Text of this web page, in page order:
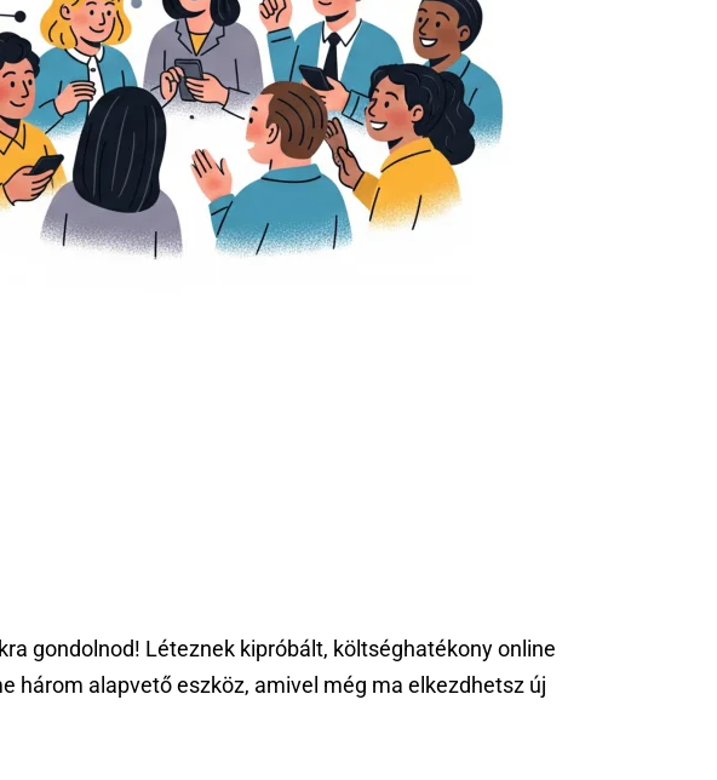
gondolnod! Léteznek kipróbált, költséghatékony online
három alapvető eszköz, amivel még ma elkezdhetsz új